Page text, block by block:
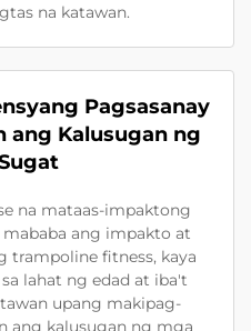
na katawan.
Pagsasanay
ang Kalusugan ng
na mataas-impaktong
ang impakto at
trampoline fitness, kaya
lahat ng edad at iba't
upang makipag-
ang kalusugan ng mga